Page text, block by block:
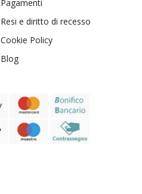
Pagamenti
Resi e diritto di recesso
Cookie Policy
Blog